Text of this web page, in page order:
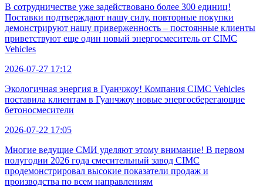
В сотрудничестве уже задействовано более 300 единиц!
Поставки подтверждают нашу силу, повторные покупки
демонстрируют нашу приверженность – постоянные клиенты
приветствуют еще один новый энергосмеситель от CIMC
Vehicles
2026-07-27 17:12
Экологичная энергия в Гуанчжоу! Компания CIMC Vehicles
поставила клиентам в Гуанчжоу новые энергосберегающие
бетоносмесители
2026-07-22 17:05
Многие ведущие СМИ уделяют этому внимание! В первом
полугодии 2026 года смесительный завод CIMC
продемонстрировал высокие показатели продаж и
производства по всем направлениям